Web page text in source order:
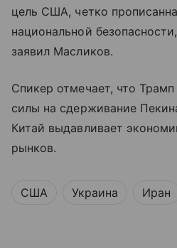
цель США, четко
национальной
заявил Масликов.
Спикер отмечает, что
силы на сдерживание
Китай выдавливает
рынков.
США Украина Иран